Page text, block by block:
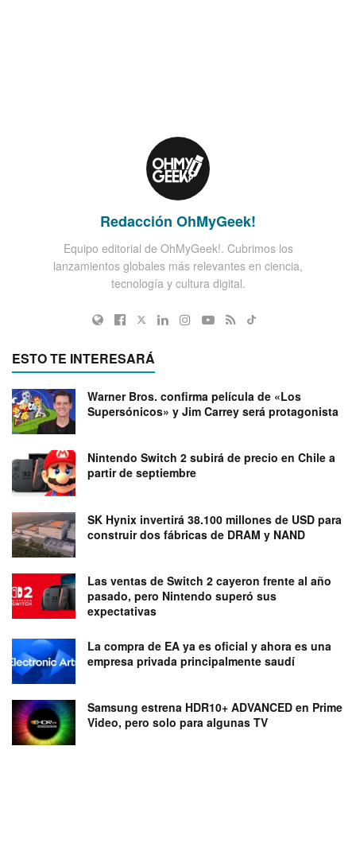
Redacción OhMyGeek!
Equipo editorial de OhMyGeek!. Cubrimos los
lanzamientos globales más relevantes en ciencia,
tecnología y cultura digital.
ESTO TE INTERESARÁ
Warner Bros. confirma película de «Los
Supersónicos» y Jim Carrey será protagonista
Nintendo Switch 2 subirá de precio en Chile a
partir de septiembre
SK Hynix invertirá 38.100 millones de USD para
construir dos fábricas de DRAM y NAND
Las ventas de Switch 2 cayeron frente al año
pasado, pero Nintendo superó sus
expectativas
La compra de EA ya es oficial y ahora es una
empresa privada principalmente saudí
Samsung estrena HDR10+ ADVANCED en Prime
Video, pero solo para algunas TV